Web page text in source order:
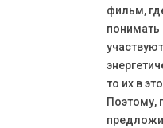
фильм,
понимать
то их в
Поэтому,